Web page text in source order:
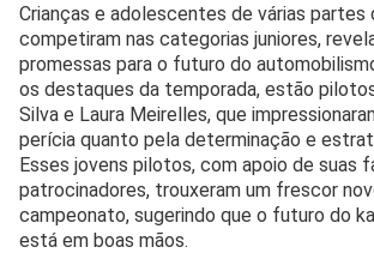
Crianças e adolescentes de várias partes
competiram nas categorias juniores,
promessas para o futuro do
os destaques da temporada, estão
Silva e Laura Meirelles, que
perícia quanto pela determinação e
Esses jovens pilotos, com apoio de suas
patrocinadores, trouxeram um frescor
campeonato, sugerindo que o futuro do
está em boas mãos.